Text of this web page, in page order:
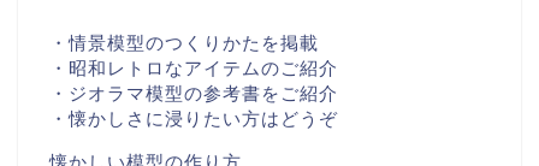
・情景模型のつくりかたを掲載
・昭和レトロなアイテムのご紹介
・ジオラマ模型の参考書をご紹介
・懐かしさに浸りたい方はどうぞ
懐かしい模型の作り方